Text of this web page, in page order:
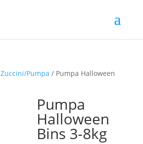
Zuccini/Pumpa / Pumpa Halloween
Pumpa
Halloween
Bins 3-8kg